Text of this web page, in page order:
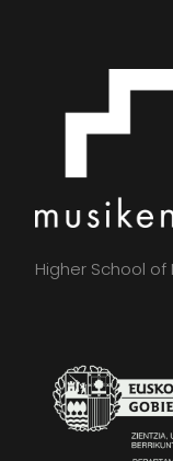
Higher School